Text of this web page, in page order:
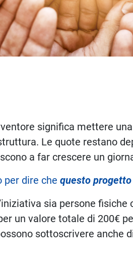
significa mettere
Le quote restano
a far crescere un
per dire che questo
sia persone
un valore totale di 200€
sottoscrivere anche